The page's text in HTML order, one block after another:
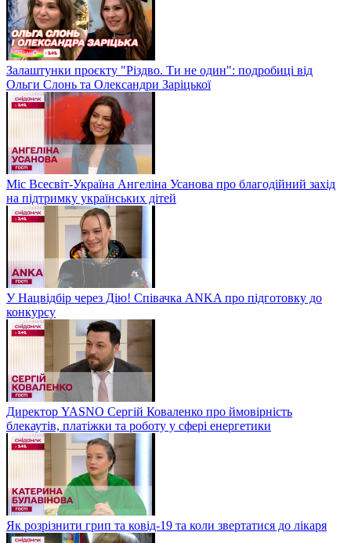
Залаштунки проєкту "Різдво. Ти не один": подробиці від
Ольги Слонь та Олександри Заріцької
Міс Всесвіт-Україна Ангеліна Усанова про благодійний захід
на підтримку українських дітей
У Нацвідбір через Дію! Співачка ANKA про підготовку до
конкурсу
Директор YASNO Сергій Коваленко про ймовірність
блекаутів, платіжки та роботу у сфері енергетики
Як розрізнити грип та ковід-19 та коли звертатися до лікаря